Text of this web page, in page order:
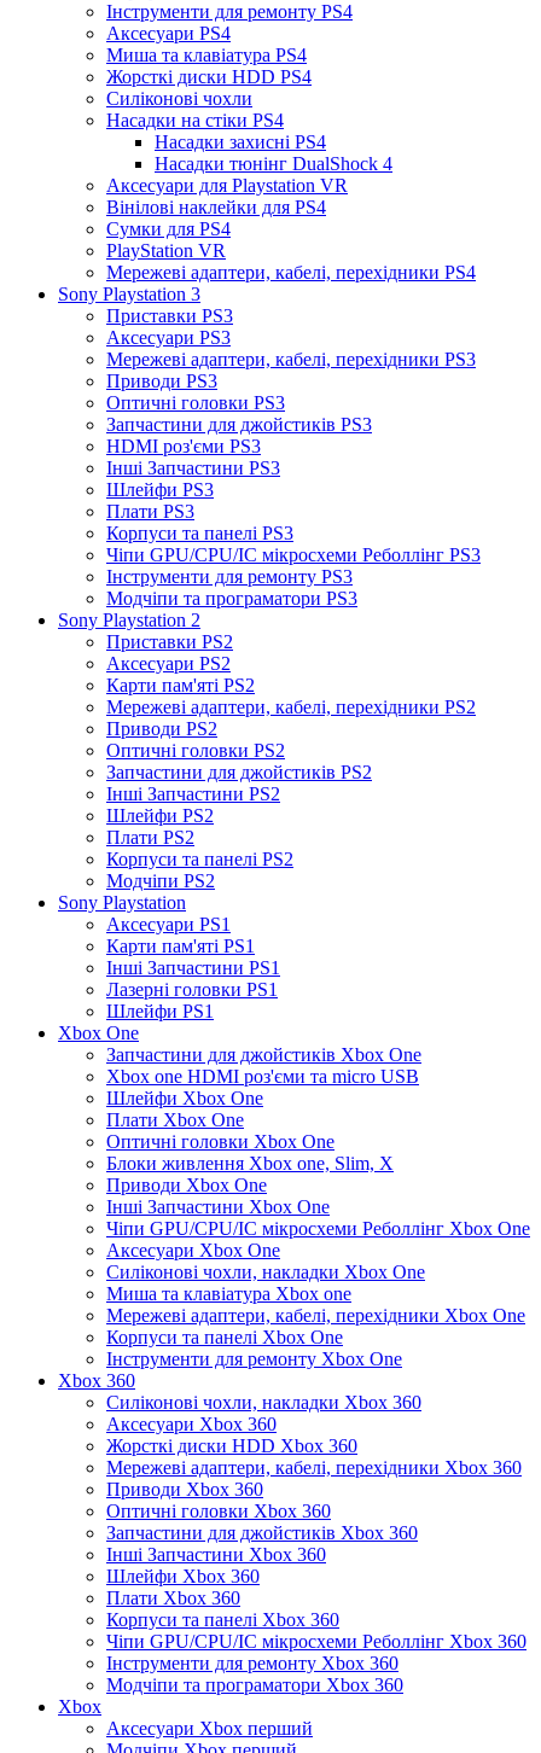
Інструменти для ремонту PS4
Аксесуари PS4
Миша та клавіатура PS4
Жорсткі диски HDD PS4
Силіконові чохли
Насадки на стіки PS4
Насадки захисні PS4
Насадки тюнінг DualShock 4
Аксесуари для Playstation VR
Вінілові наклейки для PS4
Сумки для PS4
PlayStation VR
Мережеві адаптери, кабелі, перехідники PS4
Sony Playstation 3
Приставки PS3
Аксесуари PS3
Мережеві адаптери, кабелі, перехідники PS3
Приводи PS3
Оптичні головки PS3
Запчастини для джойстиків PS3
HDMI роз'єми PS3
Інші Запчастини PS3
Шлейфи PS3
Плати PS3
Корпуси та панелі PS3
Чіпи GPU/CPU/IC мікросхеми Реболлінг PS3
Інструменти для ремонту PS3
Модчіпи та програматори PS3
Sony Playstation 2
Приставки PS2
Аксесуари PS2
Карти пам'яті PS2
Мережеві адаптери, кабелі, перехідники PS2
Приводи PS2
Оптичні головки PS2
Запчастини для джойстиків PS2
Інші Запчастини PS2
Шлейфи PS2
Плати PS2
Корпуси та панелі PS2
Модчіпи PS2
Sony Playstation
Аксесуари PS1
Карти пам'яті PS1
Інші Запчастини PS1
Лазерні головки PS1
Шлейфи PS1
Xbox One
Запчастини для джойстиків Xbox One
Xbox one HDMI роз'єми та micro USB
Шлейфи Xbox One
Плати Xbox One
Оптичні головки Xbox One
Блоки живлення Xbox one, Slim, X
Приводи Xbox One
Інші Запчастини Xbox One
Чіпи GPU/CPU/IC мікросхеми Реболлінг Xbox One
Аксесуари Xbox One
Силіконові чохли, накладки Xbox One
Миша та клавіатура Xbox one
Мережеві адаптери, кабелі, перехідники Xbox One
Корпуси та панелі Xbox One
Інструменти для ремонту Xbox One
Xbox 360
Силіконові чохли, накладки Xbox 360
Аксесуари Xbox 360
Жорсткі диски HDD Xbox 360
Мережеві адаптери, кабелі, перехідники Xbox 360
Приводи Xbox 360
Оптичні головки Xbox 360
Запчастини для джойстиків Xbox 360
Інші Запчастини Xbox 360
Шлейфи Xbox 360
Плати Xbox 360
Корпуси та панелі Xbox 360
Чіпи GPU/CPU/IC мікросхеми Реболлінг Xbox 360
Інструменти для ремонту Xbox 360
Модчіпи та програматори Xbox 360
Xbox
Аксесуари Xbox перший